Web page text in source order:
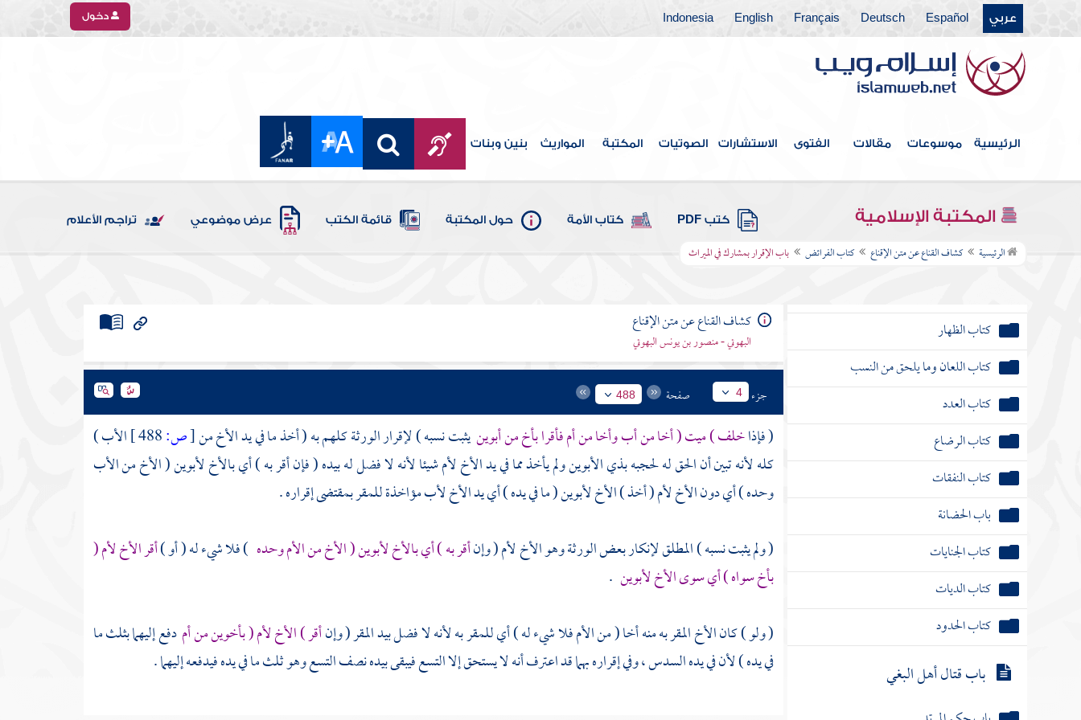
عربي Español
Deutsch
Français
English
Indonesia دخول
الرئيسية موسوعات مقالات الفتوى الاستشارات الصوتيات المكتبة المواريث بنين وبنات
المكتبة الإسلامية كتب PDF كتاب الأمة حول المكتبة قائمة الكتب عرض موضوعي تراجم الأعلام
الرئيسية كشاف القناع عن متن الإقناع كتاب الفرائض باب الإقرار بمشارك في الميراث
كتاب العتق
كتاب النكاح وخصائص النبي
بها
باب الخلع
كتاب الطلاق
كتاب الظهار
كتاب اللعان وما يلحق من النسب
كتاب العدد
كتاب الرضاع
كتاب النفقات
باب الحضانة
كتاب الجنايات
كتاب الديات
كتاب الحدود
باب قتال أهل البغي
كشاف القناع عن متن الإقناع
البهوتي - منصور بن يونس البهوتي
جزء 4 صفحة 488
( فإذاخلف ) ميت ( أخا من أب وأخا من أم فأقرا بأخ من أبوينيثبت نسبه ) لإقرار الورثة كلهم به ( أخذ ما في يد الأخ من[ص:
الأب )
كله لأنه تبين أن الحق له لحجبه بذي الأبوين ولم يأخذ مما في يد الأخ لأم شيئا لأنه لا فضل له بيده ( فإن أقر به ) أي بالأخ لأبوين ( الأخ من الأب
وحده ) أي دون الأخ لأم ( أخذ ) الأخ لأبوين ( ما في يده ) أي يد الأخ لأب مؤاخذة للمقر بمقتضى إقراره .
( ولم يثبت نسبه ) المطلق لإنكار بعض الورثة وهو الأخ لأم ( وإنأقر به ) أي بالأخ لأبوين ( الأخ من الأم وحده ) فلا شيء له ( أو )أقر الأخ لأم (
بأخ سواه ) أي سوى الأخ لأبوين .
( ولو ) كان الأخ المقر به منه أخا ( من الأم فلا شيء له ) أي للمقر به لأنه لا فضل بيد المقر ( وإنأقر ) الأخ لأم ( بأخوين من أمدفع إليهما بثلث ما
في يده ) لأن في يده السدس ، وفي إقراره بهما قد اعترف أنه لا يستحق إلا التسع فيبقى بيده نصف التسع وهو ثلث ما في يده فيدفعه إليهما .